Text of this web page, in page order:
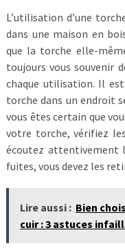
L’utilisation d’une
dans une maison en
que la torche elle-
toujours vous souvenir
chaque utilisation. Il
torche dans un endroit
vous êtes certain que
votre torche, vérifiez
écoutez attentivement
fuites, vous devez les
Lire aussi : Bien
cuir : 3 astuces